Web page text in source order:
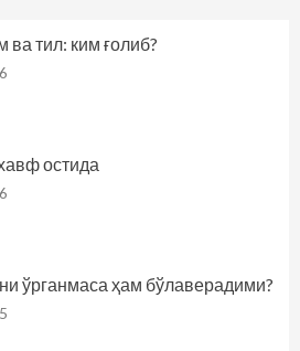
ва тил: ким ғолиб?
остида
ўрганмаса ҳам бўлаверадими?